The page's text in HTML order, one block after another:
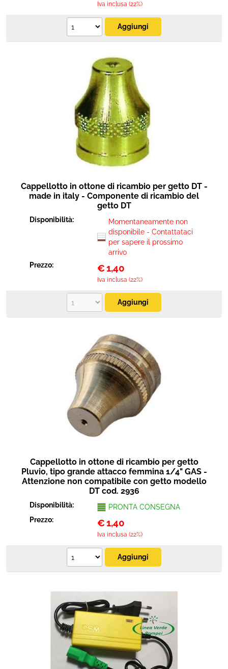
Iva inclusa (22%)
Cappellotto in ottone di ricambio per getto DT -
made in italy - Componente di ricambio del
getto DT
Disponibilità:
Momentaneamente non
disponibile - Contattataci
per sapere il prossimo
arrivo
Prezzo:
€1,40
Iva inclusa (22%)
Cappellotto in ottone di ricambio per getto
Pluvio, tipo grande attacco femmina 1/4" GAS -
Attenzione non compatibile con getto modello
DT cod. 2936
Disponibilità:
PRONTA CONSEGNA
Prezzo:
€1,40
Iva inclusa (22%)